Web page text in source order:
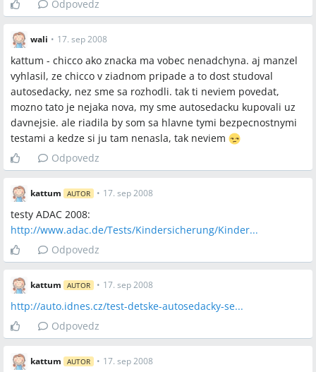
to ovplyvňuje celkové porovnanie modelov zostáva
nezodpovedané v diskusii.
Ktorý konkrétny model v praxi najlepšie rieši problém
padania hlavy pri spánku pri zachovaní ISOFIXu (konkrétne
nastavenie/polohovanie) zostalo bez jednoznačnej
odpovede.
Spomenuté značky a firmy
Cybex, Römer (Britax Römer), Concord, Chicco, Maxi‑Cosi,
Recaro, JANÉ, STM, BeSafe, Kiddy, Nania, Babypoint,
Storchenmühle, Petto, Predeti.sk, Babyweb.cz, Fotelik.info,
ADAC, Toys R Us, Babymarket, MyToys.de, Lutz, Kika,
Bambini.sk, Modrykonik.sk
Spomenuté produkty a metódy
Römer KidFix, Römer Kidfix XP SICT, Römer Kid Plus, Römer Kid
SICT Plus, Römer King Plus, Römer Evolva, Römer Duoplus,
Q‑Fix/ Q Fix Plus, Cybex Free Fix, Cybex Q Fix Plus, Cybex Pallas
Odpovedz
wali • 17. sep 2008
kattum - chicco ako znacka ma vobec nenadchyna. aj manzel
vyhlasil, ze chicco v ziadnom pripade a to dost studoval
autosedacky, nez sme sa rozhodli. tak ti neviem povedat,
mozno tato je nejaka nova, my sme autosedacku kupovali uz
davnejsie. ale riadila by som sa hlavne tymi bezpecnostnymi
testami a kedze si ju tam nenasla, tak neviem
Odpovedz
kattum AUTOR • 17. sep 2008
testy ADAC 2008:
http://www.adac.de/Tests/Kindersicherung/Kinder...
Odpovedz
kattum AUTOR • 17. sep 2008
http://auto.idnes.cz/test-detske-autosedacky-se...
Odpovedz
kattum AUTOR • 17. sep 2008